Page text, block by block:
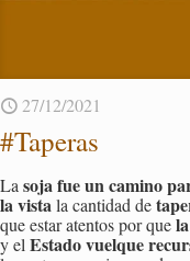
27/12/2021
#Ta­pe­ras
La soja fue un ca­mino
la vistala can­ti­dad de
que estar aten­tos por que
y el Es­ta­do vuel­que